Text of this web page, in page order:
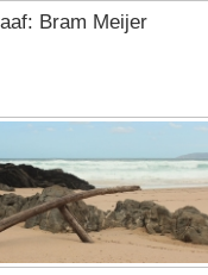
Bram Meijer